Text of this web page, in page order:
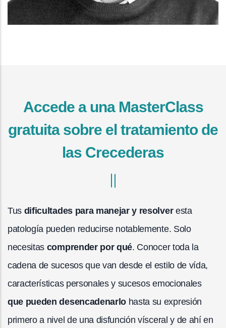
Accede a una MasterClass
gratuita sobre el tratamiento de
las Crecederas
Tus dificultades para manejar y resolveresta
patología pueden reducirse notablemente. Solo
necesitas comprender por qué. Conocer toda la
cadena de sucesos que van desde el estilo de vída,
características personales y sucesos emocionales
que pueden desencadenarlo hasta su expresión
primero a nivel de una disfunción vísceral y de ahí en